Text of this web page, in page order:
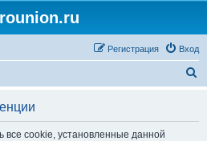
Вход
Регистрация
все cookie, установленные данной